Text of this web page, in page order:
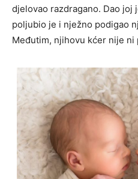
djelovao razdragano. Dao joj
poljubio je i nježno podigao
Međutim, njihovu kćer nije ni